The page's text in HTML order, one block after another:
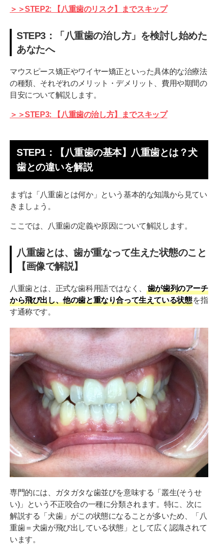
く？
子供の八重歯、何歳から治療を考えるべき？
＞＞STEP2: 【八重歯のリスク】までスキップ
STEP3：「八重歯の治し方」を検討し始めた
あなたへ
マウスピース矯正やワイヤー矯正といった具体的な治療法
の種類、それぞれのメリット・デメリット、費用や期間の
目安について解説します。
＞＞STEP3: 【八重歯の治し方】までスキップ
STEP1：【八重歯の基本】八重歯とは？犬
歯との違いを解説
まずは「八重歯とは何か」という基本的な知識から見てい
きましょう。
ここでは、八重歯の定義や原因について解説します。
八重歯とは、歯が重なって生えた状態のこと
【画像で解説】
八重歯とは、正式な歯科用語ではなく、
歯が歯列のアーチ
から飛び出し、他の歯と重なり合って生えている状態 を指
す通称です。
専門的には、ガタガタな歯並びを意味する「叢生(そうせ
い)」という不正咬合の一種に分類されます。特に、次に
解説する「犬歯」がこの状態になることが多いため、「八
重歯＝犬歯が飛び出している状態」として広く認識されて
います。